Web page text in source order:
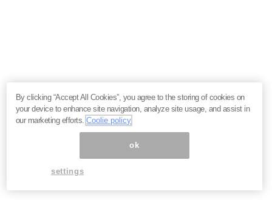
By clicking “Accept All Cookies”, you agree to the storing of cookies on
your device to enhance site navigation, analyze site usage, and assist in
our marketing efforts.Coolie policy
ok
settings